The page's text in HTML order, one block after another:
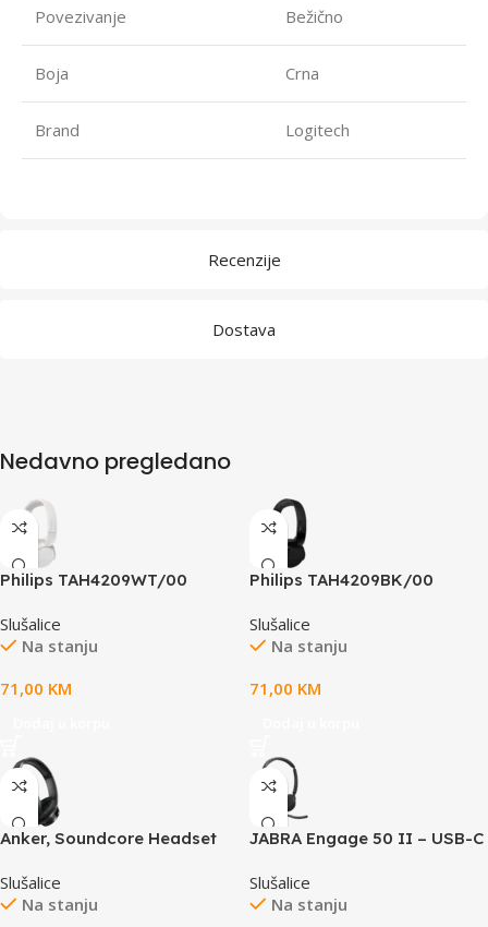
Recenzije
Dostava
Povezivanje Bežično
Boja Crna
Brand Logitech
Nedavno pregledano
Philips TAH4209WT/00
headphones, white
Slušalice
Na stanju
71,00 KM
Philips TAH4209BK/00
headphones, black
Slušalice
Na stanju
71,00 KM
Anker, Soundcore Headset
Slušalice
Na stanju
JABRA Engage 50 II – USB-C
Slušalice
Na stanju